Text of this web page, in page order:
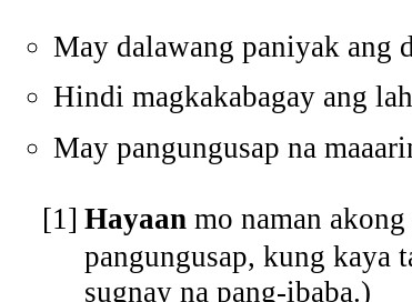
May dalawang paniyak ang
Hindi magkakabagay ang
May pangungusap na
[1] Hayaan mo naman akong
pangungusap, kung kaya
sugnay na pang-ibaba.)